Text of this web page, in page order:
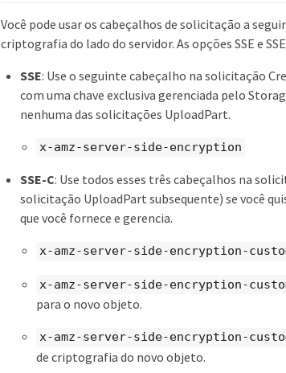
Você pode usar os cabeçalhos de solicitação a
criptografia do lado do servidor. As opções SSE e
SSE: Use o seguinte cabeçalho na solicitação
com uma chave exclusiva gerenciada pelo
nenhuma das solicitações UploadPart.
x-amz-server-side-encryption
SSE-C: Use todos esses três cabeçalhos na
solicitação UploadPart subsequente) se você
que você fornece e gerencia.
x-amz-server-side-encryption-
x-amz-server-side-encryption-
para o novo objeto.
x-amz-server-side-encryption-
de criptografia do novo objeto.